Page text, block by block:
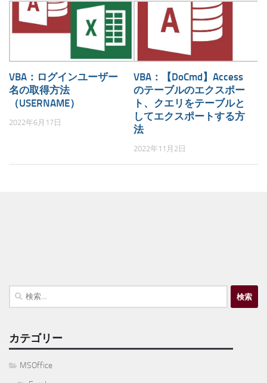
VBA：ログインユーザー
名の取得方法
（USERNAME）
2022年6月17日
VBA：【DoCmd】Access
のテーブルのエクスポー
ト、クエリをテーブルと
してエクスポートする方
法
2022年11月2日
検
カテゴリー
MSOffice